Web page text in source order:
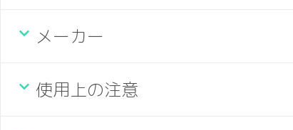
メーカー
使用上の注意